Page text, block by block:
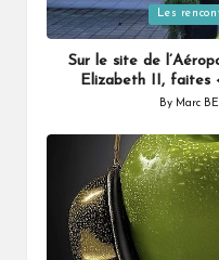
in
Les
Sur le site de
Elizabeth II, faites
Posted
By Marc